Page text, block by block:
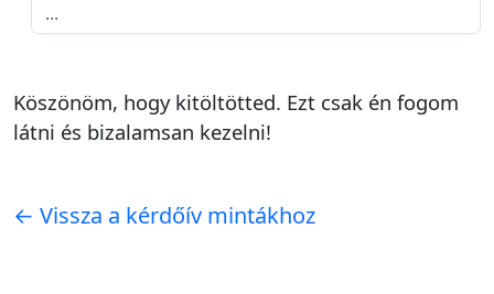
Köszönöm, hogy kitöltötted. Ezt csak én fogom
látni és bizalamsan kezelni!
← Vissza a kérdőív mintákhoz